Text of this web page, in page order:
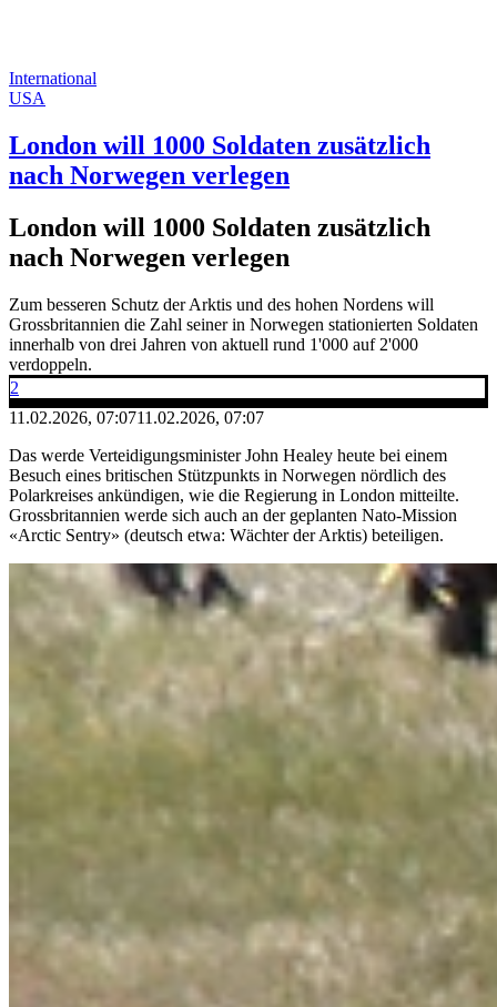
International
USA
London will 1000 Soldaten zusätzlich
nach Norwegen verlegen
London will 1000 Soldaten zusätzlich
nach Norwegen verlegen
Zum besseren Schutz der Arktis und des hohen Nordens will
Grossbritannien die Zahl seiner in Norwegen stationierten Soldaten
innerhalb von drei Jahren von aktuell rund 1'000 auf 2'000
verdoppeln.
2
11.02.2026, 07:0711.02.2026, 07:07
Das werde Verteidigungsminister John Healey heute bei einem
Besuch eines britischen Stützpunkts in Norwegen nördlich des
Polarkreises ankündigen, wie die Regierung in London mitteilte.
Grossbritannien werde sich auch an der geplanten Nato-Mission
«Arctic Sentry» (deutsch etwa: Wächter der Arktis) beteiligen.